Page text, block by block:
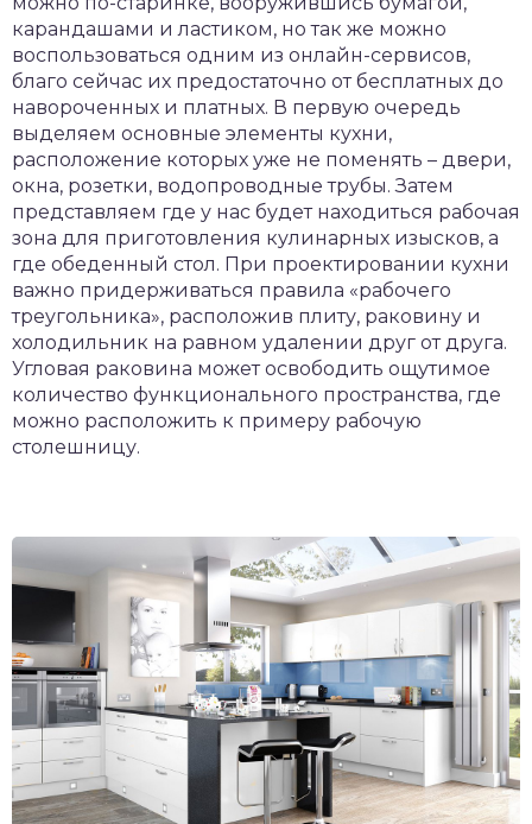
карандашами и ластиком, но так же можно
воспользоваться одним из онлайн-сервисов,
благо сейчас их предостаточно от бесплатных до
навороченных и платных. В первую очередь
выделяем основные элементы кухни,
расположение которых уже не поменять – двери,
окна, розетки, водопроводные трубы. Затем
представляем где у нас будет находиться рабочая
зона для приготовления кулинарных изысков, а
где обеденный стол. При проектировании кухни
важно придерживаться правила «рабочего
треугольника», расположив плиту, раковину и
холодильник на равном удалении друг от друга.
Угловая раковина может освободить ощутимое
количество функционального пространства, где
можно расположить к примеру рабочую
столешницу.